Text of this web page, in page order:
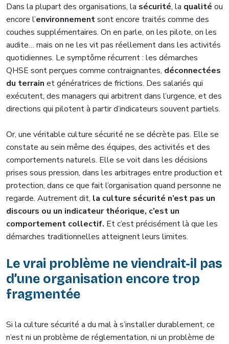
Dans la plupart des organisations, la sécurité, la qualité ou
encore l’environnementsont encore traités comme des
couches supplémentaires. On en parle, on les pilote, on les
audite… mais on ne les vit pas réellement dans les activités
quotidiennes. Le symptôme récurrent : les démarches
QHSE sont perçues comme contraignantes, déconnectées
du terrain et génératrices de frictions. Des salariés qui
exécutent, des managers qui arbitrent dans l’urgence, et des
directions qui pilotent à partir d’indicateurs souvent partiels.
Or, une véritable culture sécurité ne se décrète pas. Elle se
constate au sein même des équipes, des activités et des
comportements naturels. Elle se voit dans les décisions
prises sous pression, dans les arbitrages entre production et
protection, dans ce que fait l’organisation quand personne ne
regarde. Autrement dit, la culture sécurité n’est pas un
discours ou un indicateur théorique, c’est un
comportement collectif. Et c’est précisément là que les
démarches traditionnelles atteignent leurs limites.
Le vrai problème ne viendrait-il pas
d’une organisation encore trop
fragmentée
Si la culture sécurité a du mal à s’installer durablement, ce
n’est ni un problème de réglementation, ni un problème de